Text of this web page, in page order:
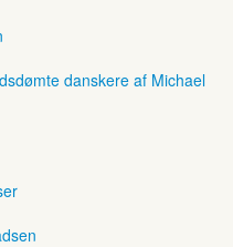
danskere af Michael